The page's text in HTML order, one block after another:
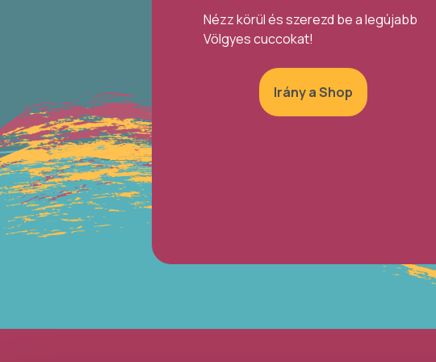
Nézz körül és szerezd be a legújabb
Völgyes cuccokat!
Irány a Shop